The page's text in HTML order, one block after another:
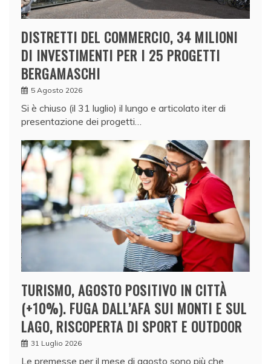
DISTRETTI DEL COMMERCIO, 34 MILIONI
DI INVESTIMENTI PER I 25 PROGETTI
BERGAMASCHI
5 Agosto 2026
Si è chiuso (il 31 luglio) il lungo e articolato iter di
presentazione dei progetti…
TURISMO, AGOSTO POSITIVO IN CITTÀ
(+10%). FUGA DALL’AFA SUI MONTI E SUL
LAGO, RISCOPERTA DI SPORT E OUTDOOR
31 Luglio 2026
Le premesse per il mese di agosto sono più che